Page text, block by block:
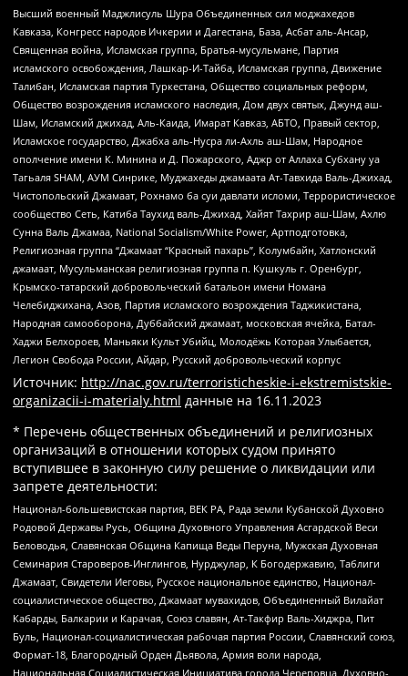
Высший военный Маджлисуль Шура Объединенных сил моджахедов
Кавказа, Конгресс народов Ичкерии и Дагестана, База, Асбат аль-Ансар,
Священная война, Исламская группа, Братья-мусульмане, Партия
исламского освобождения, Лашкар-И-Тайба, Исламская группа, Движение
Талибан, Исламская партия Туркестана, Общество социальных реформ,
Общество возрождения исламского наследия, Дом двух святых, Джунд аш-
Шам, Исламский джихад, Аль-Каида, Имарат Кавказ, АБТО, Правый сектор,
Исламское государство, Джабха аль-Нусра ли-Ахль аш-Шам, Народное
ополчение имени К. Минина и Д. Пожарского, Аджр от Аллаха Субхану уа
Тагьаля SHAM, АУМ Синрике, Муджахеды джамаата Ат-Тавхида Валь-Джихад,
Чистопольский Джамаат, Рохнамо ба суи давлати исломи, Террористическое
сообщество Сеть, Катиба Таухид валь-Джихад, Хайят Тахрир аш-Шам, Ахлю
Сунна Валь Джамаа, National Socialism/White Power, Артподготовка,
Религиозная группа “Джамаат “Красный пахарь”, Колумбайн, Хатлонский
джамаат, Мусульманская религиозная группа п. Кушкуль г. Оренбург,
Крымско-татарский добровольческий батальон имени Номана
Челебиджихана, Азов, Партия исламского возрождения Таджикистана,
Народная самооборона, Дуббайский джамаат, московская ячейка, Батал-
Хаджи Белхороев, Маньяки Культ Убийц, Молодёжь Которая Улыбается,
Легион Свобода России, Айдар, Русский добровольческий корпус
Источник: http://nac.gov.ru/terroristicheskie-i-ekstremistskie-
organizacii-i-materialy.html данные на 16.11.2023
* Перечень общественных объединений и религиозных
организаций в отношении которых судом принято
вступившее в законную силу решение о ликвидации или
запрете деятельности:
Национал-большевистская партия, ВЕК РА, Рада земли Кубанской Духовно
Родовой Державы Русь, Община Духовного Управления Асгардской Веси
Беловодья, Славянская Община Капища Веды Перуна, Мужская Духовная
Семинария Староверов-Инглингов, Нурджулар, К Богодержавию, Таблиги
Джамаат, Свидетели Иеговы, Русское национальное единство, Национал-
социалистическое общество, Джамаат мувахидов, Объединенный Вилайат
Кабарды, Балкарии и Карачая, Союз славян, Ат-Такфир Валь-Хиджра, Пит
Буль, Национал-социалистическая рабочая партия России, Славянский союз,
Формат-18, Благородный Орден Дьявола, Армия воли народа,
Национальная Социалистическая Инициатива города Череповца, Духовно-